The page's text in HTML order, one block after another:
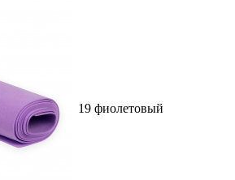
19 фиолетовый